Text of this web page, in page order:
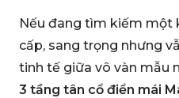
Nếu đang tìm kiếm một
cấp, sang trọng nhưng
tinh tế giữa vô vàn mẫu
3 tầng tân cổ điển mái